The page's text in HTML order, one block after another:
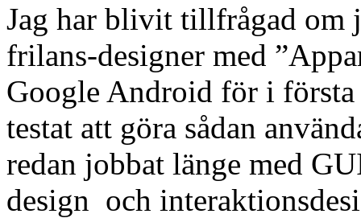
Jag har blivit tillfrågad om
frilans-designer med
Google Android för i första
testat att göra sådan
redan jobbat länge med
design och